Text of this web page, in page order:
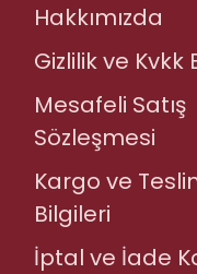
Hakkımızda
Gizlilik ve Kvkk
Mesafeli Satış
Sözleşmesi
Kargo ve
Bilgileri
İptal ve İade